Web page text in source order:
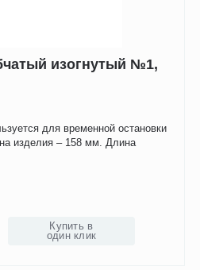
изогнутый №1,
для временной остановки
изделия – 158 мм. Длина
Купить в
один клик